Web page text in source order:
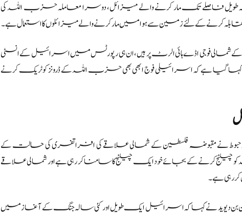
کہ طویل فاصلے تک مار کرنے والے میزائل، دوسرا معاملہ حزب اللہ کی
کرنے کے لئے زمین سے ہوا میں مار کرنے والے میزائلوں کا استعمال ہے۔
فوجی اڈے ہائی الرٹ پر ہیں، ان ہی رپورٹس میں اسرائیل کے انسٹی
گیا ہے کہ اسرائیلی فوج ابھی بھی حزب اللہ کے ڈرونز کو ٹریک کرنے
بوحبوط نے مقبوضہ فلسطین کے شمالی علاقے کی افراتفری کی حالت کے
کرنے کے بجائے خود ایک چیلنج کا سامنا کر رہی ہے اور شمالی علاقے
رہی ہے۔
فوجی تجزیہ کار آلون بن دیوید نے کہا کہ اسرائیل ایک طویل اور کئی سالہ جنگ کے آغاز میں